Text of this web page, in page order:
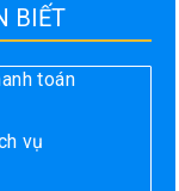
BIẾT
toán
vụ